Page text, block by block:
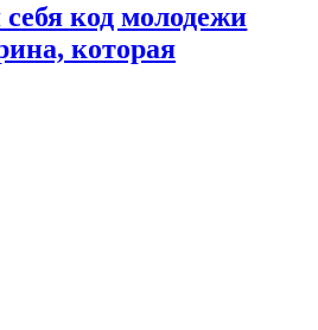
код молодежи
которая